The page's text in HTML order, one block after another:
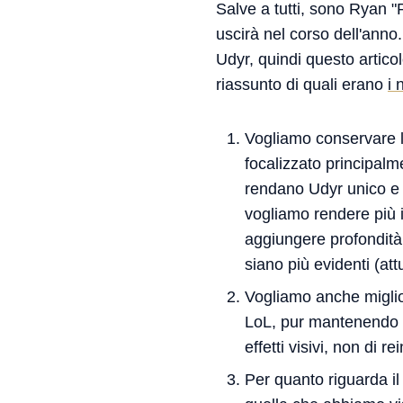
Salve a tutti, sono Ryan
uscirà nel corso
Udyr, quindi questo
riassunto di quali erano i
Vogliamo conservare
focalizzato
rendano Udyr unico
vogliamo rendere più
aggiungere
siano più evidenti
Vogliamo anche
LoL, pur
effetti visivi, non di
Per quanto riguarda